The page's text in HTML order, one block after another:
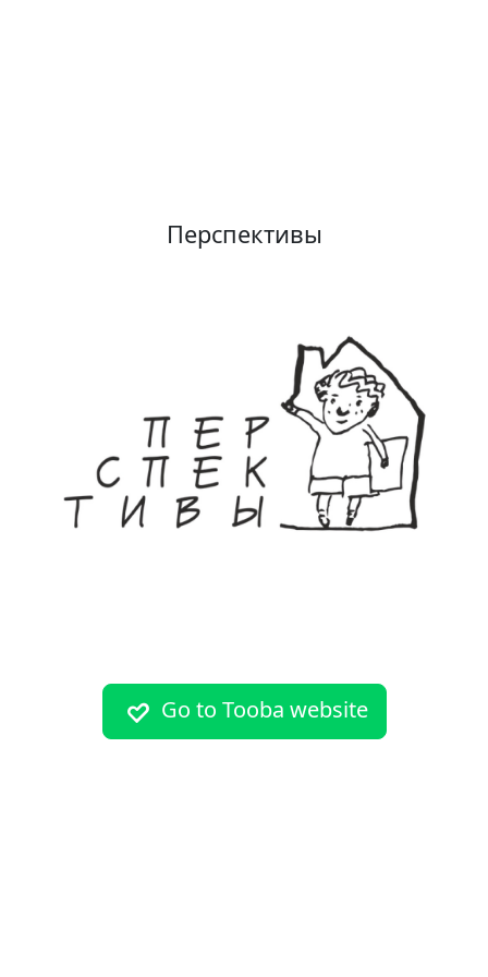
Перспективы
Go to Tooba website